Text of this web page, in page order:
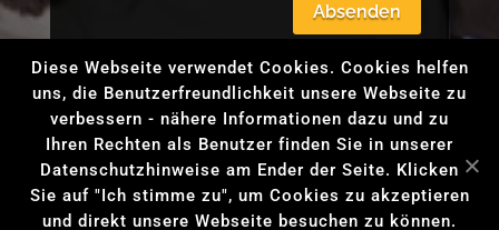
Absenden
IMPRESSUM DATENSCHUTZ
Diese Webseite verwendet Cookies. Cookies helfen
uns, die Benutzerfreundlichkeit unsere Webseite zu
verbessern - nähere Informationen dazu und zu
Ihren Rechten als Benutzer finden Sie in unserer
Datenschutzhinweise am Ender der Seite. Klicken
Sie auf "Ich stimme zu", um Cookies zu akzeptieren
und direkt unsere Webseite besuchen zu können.